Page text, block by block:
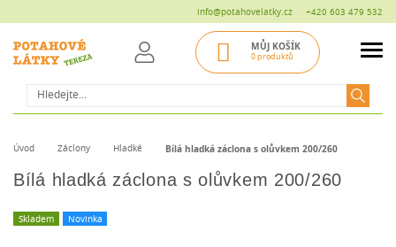
info@potahovelatky.cz +420 603 479 532
Hledat
MŮJ KOŠÍK
0 produktů
Úvod Záclony Hladké Bílá hladká záclona s olůvkem 200/260
Bílá hladká záclona s olůvkem 200/260
Skladem Novinka